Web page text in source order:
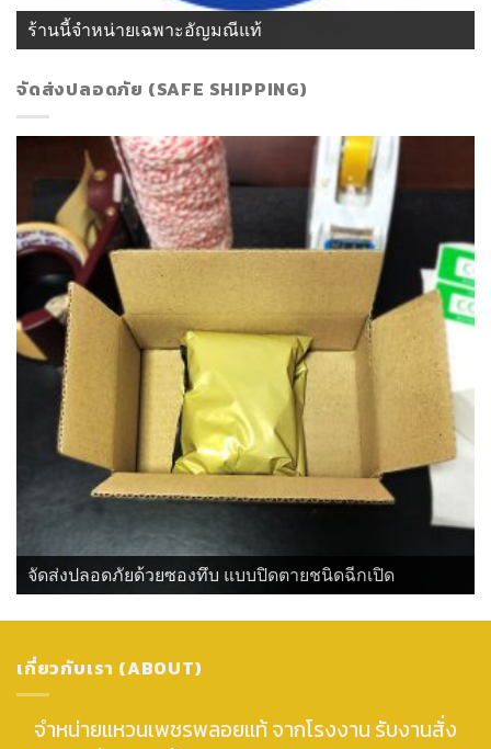
ร้านนี้จำหน่ายเฉพาะอัญมณีแท้
จัดส่งปลอดภัย (SAFE SHIPPING)
จัดส่งปลอดภัยด้วยซองทึบ แบบปิดตายชนิดฉีกเปิด
เกี่ยวกับเรา (ABOUT)
จำหน่ายแหวนเพชรพลอยแท้ จากโรงงาน รับงานสั่ง